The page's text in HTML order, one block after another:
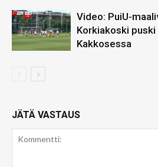
Video: PuiU-
Korkiakoski
Kakkosessa
JÄTÄ VASTAUS